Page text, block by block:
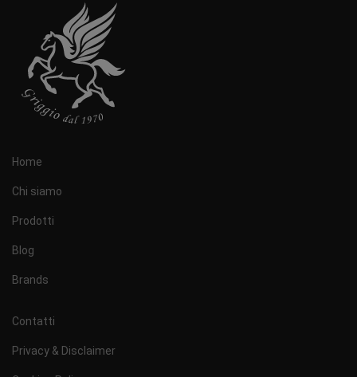
Home
Chi siamo
Prodotti
Blog
Brands
Contatti
Privacy & Disclaimer